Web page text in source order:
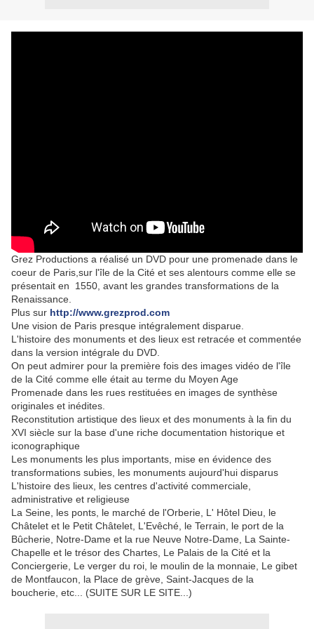
Grez Productions a réalisé un DVD pour une promenade dans le
coeur de Paris,sur l'île de la Cité et ses alentours comme elle se
présentait en 1550, avant les grandes transformations de la
Renaissance.
Plus sur http://www.grezprod.com
Une vision de Paris presque intégralement disparue.
L'histoire des monuments et des lieux est retracée et commentée
dans la version intégrale du DVD.
On peut admirer pour la première fois des images vidéo de l'île
de la Cité comme elle était au terme du Moyen Age
Promenade dans les rues restituées en images de synthèse
originales et inédites.
Reconstitution artistique des lieux et des monuments à la fin du
XVI siècle sur la base d'une riche documentation historique et
iconographique
Les monuments les plus importants, mise en évidence des
transformations subies, les monuments aujourd'hui disparus
L'histoire des lieux, les centres d'activité commerciale,
administrative et religieuse
La Seine, les ponts, le marché de l'Orberie, L' Hôtel Dieu, le
Châtelet et le Petit Châtelet, L'Evêché, le Terrain, le port de la
Bûcherie, Notre-Dame et la rue Neuve Notre-Dame, La Sainte-
Chapelle et le trésor des Chartes, Le Palais de la Cité et la
Conciergerie, Le verger du roi, le moulin de la monnaie, Le gibet
de Montfaucon, la Place de grève, Saint-Jacques de la
boucherie, etc... (SUITE SUR LE SITE...)